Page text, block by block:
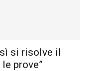
si risolve il
prove”